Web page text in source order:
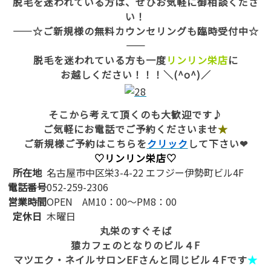
い！
——☆ご新規様の無料カウンセリングも臨時受付中☆
——
脱毛を迷われている方も一度リンリン栄店に
お越しください！！！＼(^o^)／
そこから考えて頂くのも大歓迎です♪
ご気軽にお電話でご予約くださいませ★
ご新規様ご予約はこちらをクリック して下さい❤
♡リンリン栄店♡
所在地 名古屋市中区栄3-4-22 エフジー伊勢町ビル4F
電話番号052-259-2306
営業時間OPEN AM10：00～PM8：00
定休日 木曜日
丸栄のすぐそば
猿カフェのとなりのビル４F
マツエク・ネイルサロンEFさんと同じビル４Fです★